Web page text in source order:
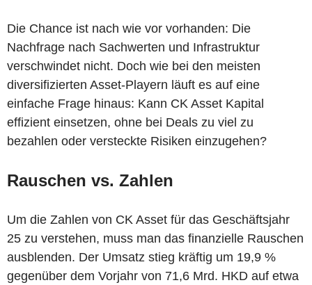
Die Chance ist nach wie vor vorhanden: Die
Nachfrage nach Sachwerten und Infrastruktur
verschwindet nicht. Doch wie bei den meisten
diversifizierten Asset-Playern läuft es auf eine
einfache Frage hinaus: Kann CK Asset Kapital
effizient einsetzen, ohne bei Deals zu viel zu
bezahlen oder versteckte Risiken einzugehen?
Rauschen vs. Zahlen
Um die Zahlen von CK Asset für das Geschäftsjahr
25 zu verstehen, muss man das finanzielle Rauschen
ausblenden. Der Umsatz stieg kräftig um 19,9 %
gegenüber dem Vorjahr von 71,6 Mrd. HKD auf etwa